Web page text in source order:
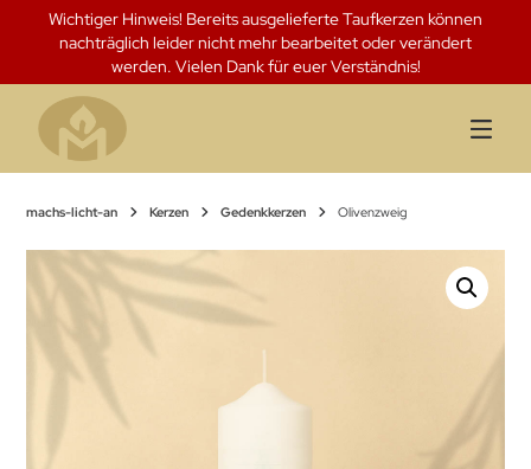
Springen
Inhalt
Wichtiger Hinweis! Bereits ausgelieferte Taufkerzen können
nachträglich leider nicht mehr bearbeitet oder verändert
werden. Vielen Dank für euer Verständnis!
machs-licht-an Kerzen Gedenkkerzen Olivenzweig